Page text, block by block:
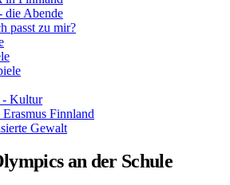
die Abende
passt zu mir?
- Kultur
Finnland
Gewalt
an der Schule